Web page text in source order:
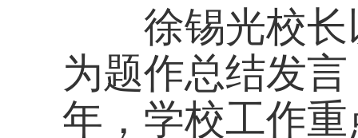
治理能力、立德树人
面，为学校高质量发
书记2023年新年贺
一处想、劲往一处使